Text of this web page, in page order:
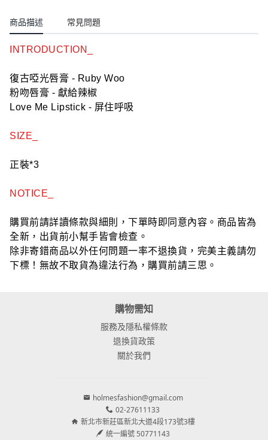
商品描述 常見問題
INTRODUCTION_
復古啞光唇膏 - Ruby Woo
粉吻唇膏 - 獻給辣椒
Love Me Lipstick - 屏住呼吸
SIZE_
正裝*3
NOTICE_
購買前請詳讀條款與細則，下單時即同意內容。商品皆為
全新，出貨前小幫手皆會檢查。
除非寄錯商品以外任何問題一率不退換貨，完美主義請勿
下標！無故不取貨為違法行為，購買前請三思。
購物需知
服務及隱私權條款
退換貨政策
關於我們
holmesfashion@gmail.com
02-27611133
新北市新莊區新北大道4段173號3樓
統一編號 50771143